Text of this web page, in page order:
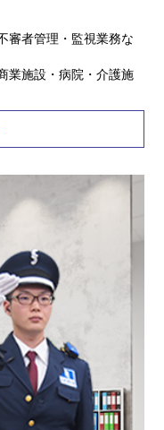
審者管理・監視業務な
業施設・病院・介護施